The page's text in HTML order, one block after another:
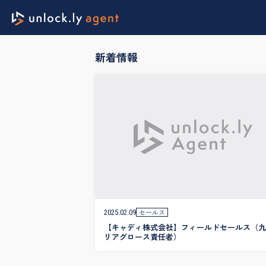
新着情報
【キャディ株式会社】フィールドセールス（
リアグロース責任者）
2025.02.09 セールス